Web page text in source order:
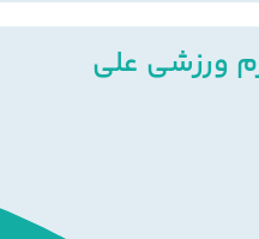
ورزشی علی